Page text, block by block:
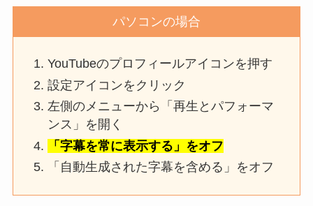
パソコンの場合
YouTubeのプロフィールアイコンを押す
設定アイコンをクリック
左側のメニューから「再生とパフォーマ
ンス」を開く
「字幕を常に表示する」をオフ
「自動生成された字幕を含める」をオフ